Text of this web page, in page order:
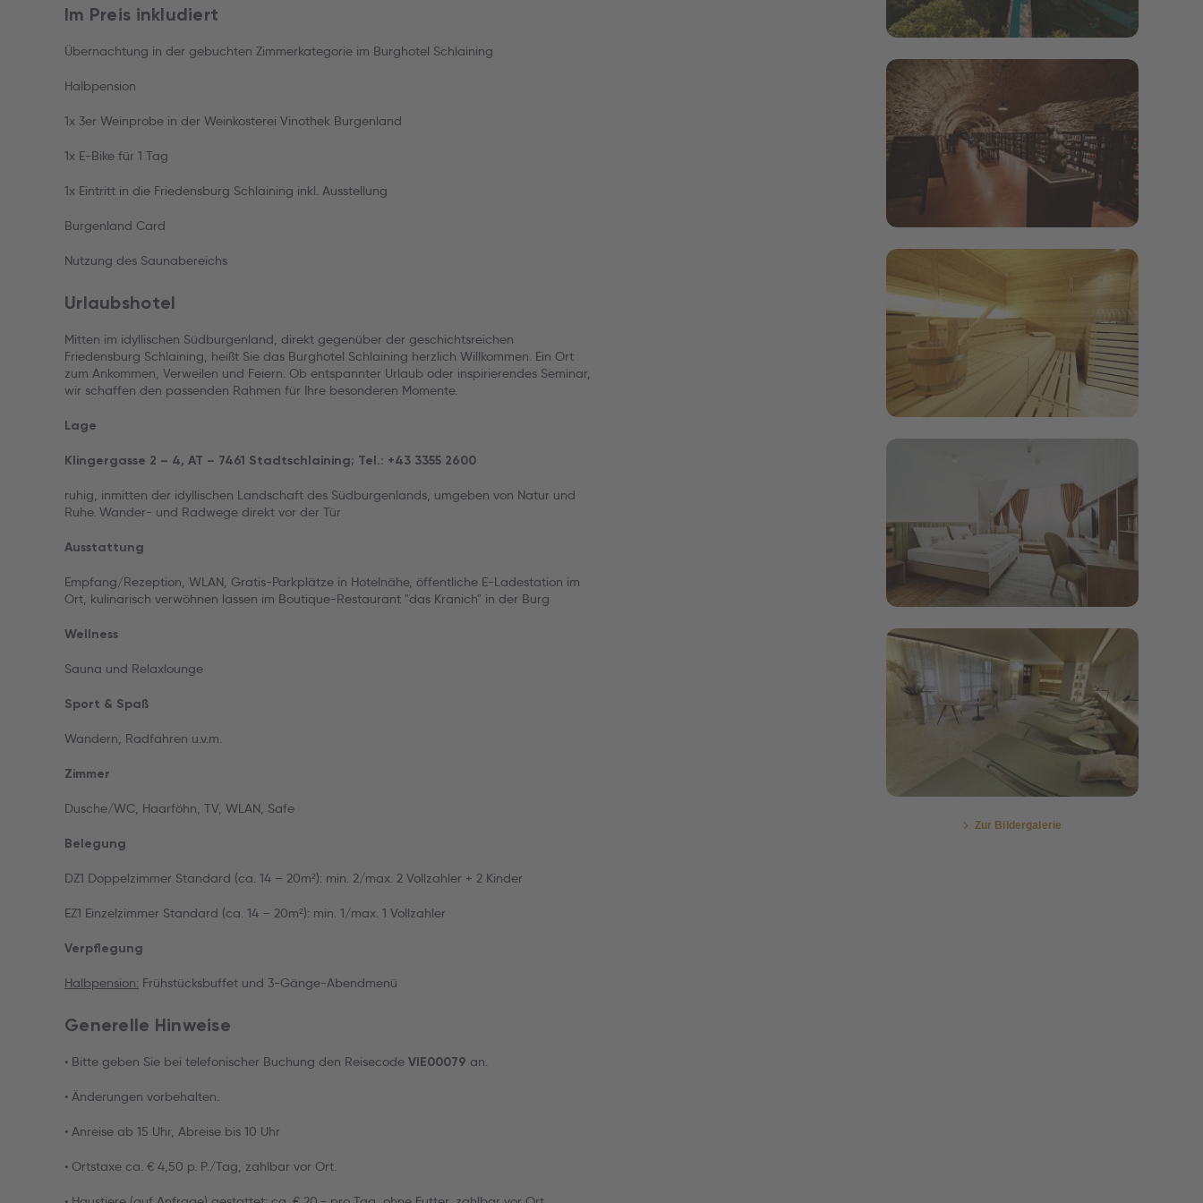
Im Preis inkludiert
Übernachtung in der gebuchten Zimmerkategorie im Burghotel Schlaining
Halbpension
1x 3er Weinprobe in der Weinkosterei Vinothek Burgenland
1x E-Bike für 1 Tag
1x Eintritt in die Friedensburg Schlaining inkl. Ausstellung
Burgenland Card
Nutzung des Saunabereichs
Urlaubshotel
Mitten im idyllischen Südburgenland, direkt gegenüber der geschichtsreichen
Friedensburg Schlaining, heißt Sie das Burghotel Schlaining herzlich Willkommen. Ein Ort
zum Ankommen, Verweilen und Feiern. Ob entspannter Urlaub oder inspirierendes Seminar,
wir schaffen den passenden Rahmen für Ihre besonderen Momente.
Lage
Klingergasse 2 – 4, AT – 7461 Stadtschlaining; Tel.: +43 3355 2600
ruhig, inmitten der idyllischen Landschaft des Südburgenlands, umgeben von Natur und
Ruhe. Wander- und Radwege direkt vor der Tür
Ausstattung
Empfang/Rezeption, WLAN, Gratis-Parkplätze in Hotelnähe, öffentliche E-Ladestation im
Ort, kulinarisch verwöhnen lassen im Boutique-Restaurant "das Kranich" in der Burg
Wellness
Sauna und Relaxlounge
Sport & Spaß
Wandern, Radfahren u.v.m.
Zimmer
Dusche/WC, Haarföhn, TV, WLAN, Safe
Belegung
DZ1 Doppelzimmer Standard (ca. 14 – 20m²): min. 2/max. 2 Vollzahler + 2 Kinder
EZ1 Einzelzimmer Standard (ca. 14 – 20m²): min. 1/max. 1 Vollzahler
Verpflegung
Halbpension: Frühstücksbuffet und 3-Gänge-Abendmenü
Generelle Hinweise
• Bitte geben Sie bei telefonischer Buchung den Reisecode VIE00079 an.
• Änderungen vorbehalten.
• Anreise ab 15 Uhr, Abreise bis 10 Uhr
• Ortstaxe ca. € 4,50 p. P./Tag, zahlbar vor Ort.
Bildergalerie öffnen
Bildergalerie öffnen
Bildergalerie öffnen
Bildergalerie öffnen
Zur Bildergalerie